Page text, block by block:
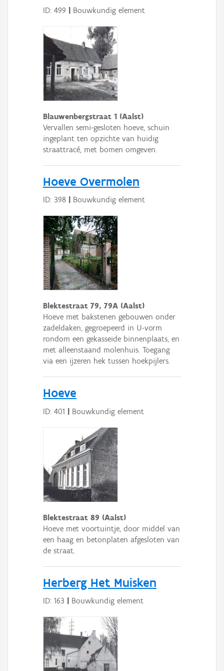
ID: 499 | Bouwkundig element
Blauwenbergstraat 1 (Aalst)
Vervallen semi-gesloten hoeve, schuin
ingeplant ten opzichte van huidig
straattracé, met bomen omgeven.
Hoeve Overmolen
ID: 398 Bouwkundig element
Blektestraat 79, 79A (Aalst)
Hoeve met bakstenen gebouwen onder
zadeldaken, gegroepeerd in U-vorm
rondom een gekasseide binnenplaats, en
met alleenstaand molenhuis. Toegang
via een ijzeren hek tussen hoekpijlers.
Hoeve
ID: 401 | Bouwkundig element
Blektestraat 89 (Aalst)
Hoeve met voortuintje, door middel van
een haag en betonplaten afgesloten van
de straat.
Herberg Het Muisken
ID: 163 | Bouwkundig element